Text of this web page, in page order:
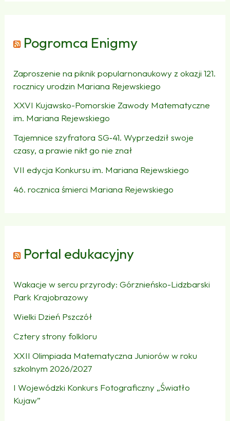
Pogromca Enigmy
Zaproszenie na piknik popularnonaukowy z okazji 121.
rocznicy urodzin Mariana Rejewskiego
XXVI Kujawsko-Pomorskie Zawody Matematyczne
im. Mariana Rejewskiego
Tajemnice szyfratora SG‑41. Wyprzedził swoje
czasy, a prawie nikt go nie znał
VII edycja Konkursu im. Mariana Rejewskiego
46. rocznica śmierci Mariana Rejewskiego
Portal edukacyjny
Wakacje w sercu przyrody: Górznieńsko-Lidzbarski
Park Krajobrazowy
Wielki Dzień Pszczół
Cztery strony folkloru
XXII Olimpiada Matematyczna Juniorów w roku
szkolnym 2026/2027
I Wojewódzki Konkurs Fotograficzny „Światło
Kujaw”